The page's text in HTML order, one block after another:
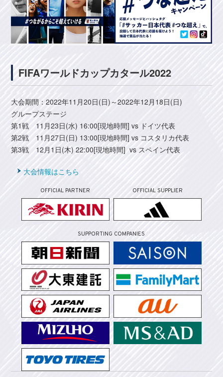
FIFAワールドカップカタール2022
大会期間：2022年11月20日(日)～2022年12月18日(日)
グループステージ
第1戦 11月23日(水) 16:00[現地時間] vs ドイツ代表
第2戦 11月27日(日) 13:00[現地時間] vs コスタリカ代表
第3戦 12月1日(木) 22:00[現地時間] vs スペイン代表
大会情報はこちら
OFFICIAL PARTNER OFFICIAL SUPPLIER
SUPPORTING COMPANIES